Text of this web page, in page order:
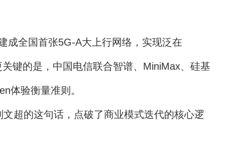
全国首张5G-A大上行网络，实现泛在
键的是，中国电信联合智谱、MiniMax、硅基
体验衡量准则。
超的这句话，点破了商业模式迭代的核心逻